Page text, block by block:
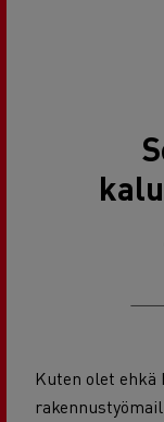
Kuten olet